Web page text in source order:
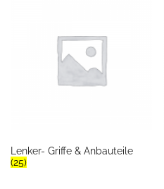
Lenker- Griffe & Anbauteile
(25)